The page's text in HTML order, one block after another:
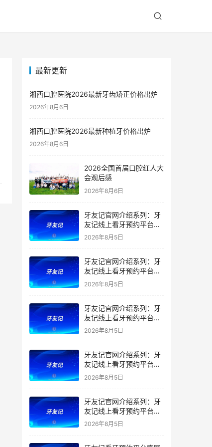
最新更新
湘西口腔医院2026最新牙齿矫正价格出炉
2026年8月6日
湘西口腔医院2026最新种植牙价格出炉
2026年8月6日
2026全国首届口腔红人大
会观后感
2026年8月6日
牙友记官网介绍系列：牙
友记线上看牙预约平台是
干什么的？靠谱吗？
2026年8月5日
牙友记官网介绍系列：牙
友记线上看牙预约平台让
看牙不再靠运气
2026年8月5日
牙友记官网介绍系列：牙
友记线上看牙预约平台打
破口腔行业专业壁垒新手
2026年8月5日
牙友记官网介绍系列：牙
友记线上看牙预约平台落
地同城就诊经验打破未知
2026年8月5日
牙友记官网介绍系列：牙
友记线上看牙预约平台的
优势在哪里？
2026年8月5日